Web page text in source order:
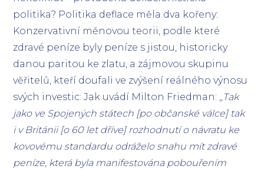
politika? Politika deflace měla dva kořeny:
Konzervativní měnovou teorii, podle které
zdravé peníze byly peníze s jistou, historicky
danou paritou ke zlatu, a zájmovou skupinu
věřitelů, kteří doufali ve zvýšení reálného výnosu
svých investic: Jak uvádí Milton Friedman: „Tak
jako ve Spojených státech [po občanské válce] tak
i v Británii [o 60 let dříve] rozhodnutí o návratu ke
kovovému standardu odráželo snahu mít zdravé
peníze, která byla manifestována pobouřením